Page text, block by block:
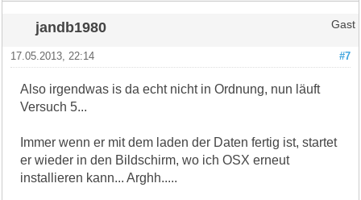
jandb1980 Gast
#7
17.05.2013, 22:14
Also irgendwas is da echt nicht in Ordnung, nun läuft
Versuch 5...
Immer wenn er mit dem laden der Daten fertig ist, startet
er wieder in den Bildschirm, wo ich OSX erneut
installieren kann... Arghh.....